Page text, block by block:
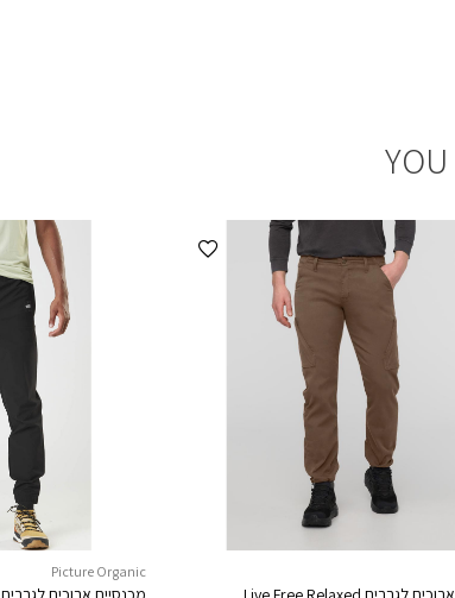
הוספה למועדפים
Picture Organic